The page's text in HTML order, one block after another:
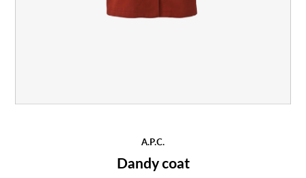
A.P.C.
Dandy coat